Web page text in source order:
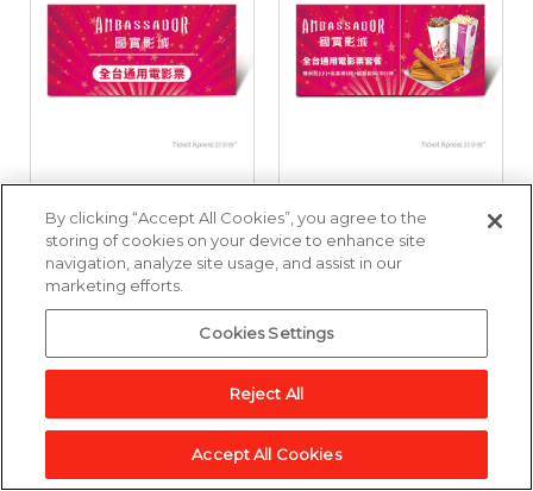
影票好禮即享券
3,857點
加入兌換清單
影票套餐好禮即享券
加入兌換清單
By clicking “Accept All Cookies”, you agree to the
storing of cookies on your device to enhance site
navigation, analyze site usage, and assist in our
marketing efforts.
Cookies Settings
Reject All
Accept All Cookies